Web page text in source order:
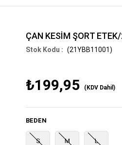
ÇAN KESİM ŞORT
(21YBB11001)
₺199,95 (KDV Dahil)
BEDEN
S M L